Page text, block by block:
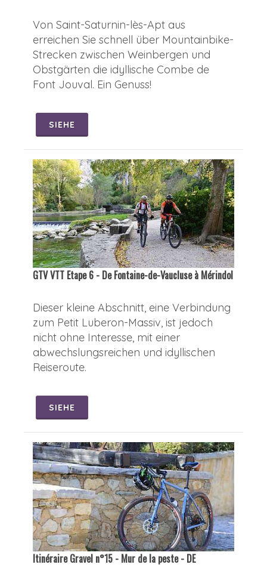
Von Saint-Saturnin-lès-Apt aus
erreichen Sie schnell über Mountainbike-
Strecken zwischen Weinbergen und
Obstgärten die idyllische Combe de
Font Jouval. Ein Genuss!
SIEHE
GTV VTT Etape 6 - De Fontaine-de-Vaucluse à Mérindol
Dieser kleine Abschnitt, eine Verbindung
zum Petit Luberon-Massiv, ist jedoch
nicht ohne Interesse, mit einer
abwechslungsreichen und idyllischen
Reiseroute.
SIEHE
Itinéraire Gravel n°15 - Mur de la peste - DE